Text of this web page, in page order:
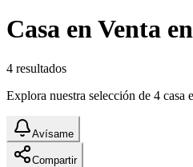
Casa en Venta
4 resultados
Explora nuestra selección de 4
Avísame
Compartir